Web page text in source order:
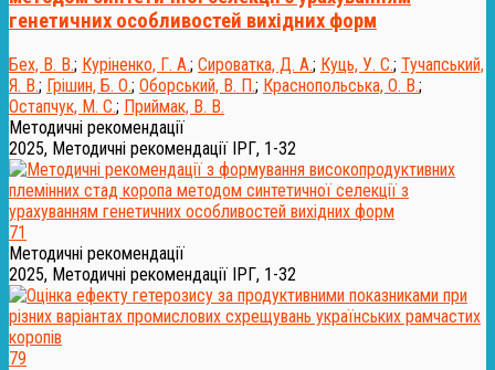
генетичних особливостей вихідних форм
Бех, В. В.; Куріненко, Г. А.; Сироватка, Д. А.; Куць, У. С.; Тучапський,
Я. В.; Грішин, Б. О.; Оборський, В. П.; Краснопольська, О. В.;
Остапчук, М. С.; Приймак, В. В.
Методичні рекомендації
2025, Методичні рекомендації ІРГ, 1-32
71
Методичні рекомендації
2025, Методичні рекомендації ІРГ, 1-32
79